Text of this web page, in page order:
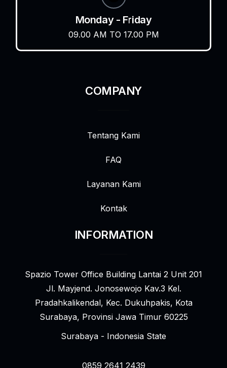
Monday - Friday
09.00 AM TO 17.00 PM
COMPANY
Tentang Kami
FAQ
Layanan Kami
Kontak
INFORMATION
Spazio Tower Office Building Lantai 2 Unit 201
Jl. Mayjend. Jonosewojo Kav.3 Kel.
Pradahkalikendal, Kec. Dukuhpakis, Kota
Surabaya, Provinsi Jawa Timur 60225
Surabaya - Indonesia State
0859 2641 2439